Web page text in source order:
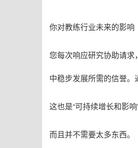
你对教练行业未来的影响
您每次响应研究协助请
中稳步发展所需的信誉。
这也是“可持续增长和影
而且并不需要太多东西。